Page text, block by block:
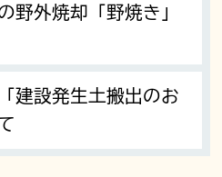
野外焼却「野焼き」
建設発生土搬出のお